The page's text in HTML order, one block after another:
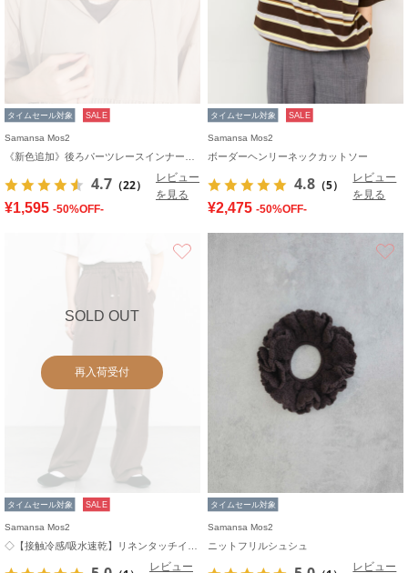
タイムセール対象 SALE
Samansa Mos2
4.7 （22）
レビュー
を見る
¥1,595 -50%OFF-
タイムセール対象 SALE
Samansa Mos2
ボーダーヘンリーネックカットソー
4.8 （5）
レビュー
を見る
¥2,475 -50%OFF-
SOLD OUT
再入荷受付
タイムセール対象 SALE
Samansa Mos2
レビュー
タイムセール対象
Samansa Mos2
ニットフリルシュシュ
レビュー